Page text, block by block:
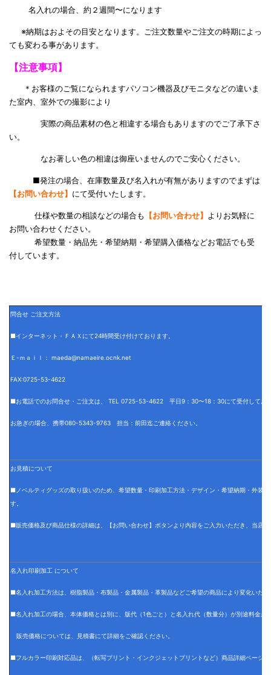
名入れの場合、約２週間〜になります
※納期はおよその目安となります。ご注文数量やご注文の時期によっ
ても変わる事があります。
【注意事項】
＊お客様のご覧になられますパソコン機器及びモニタなどの違いま
た室内、室外での撮影により
実際の商品素材の色と相違する場合もありますのでご了承下さ
い。
なお著しい色の相違は御座いませんのでご安心ください。
■発注の場合、在庫数量及び名入れが有無がありますのでまずは
【お問い合わせ】 にて受付いたします。
仕様や数量の相談などの場合も 【お問い合わせ】
よりお気軽に
お問い合わせください。
希望数量・納品先・希望納期・希望購入価格などお電話でも受
付しています。
問合せ ご注文方法
■インターネット・ＦＡＸにて24時間受け付けております。
Ｅ-ｍａｉｌ： maeda@namaeire.ocnk.net
FAX:0725-53-4622
■お電話でのお問合せ・ご注文は、 TEL 0725-53-4622 平日9：30〜18：30にて受付してお
お急ぎの場合、携帯080-5343-9763 担当：前田迄ご連絡ください。
お見積について
■ノベルティグッズの取り扱いのため、希望数量・印刷加工方法・デザイン・希望納期・外装
す。
■販売価格及び商品仕様の詳細は、【お問い合わせ】ボタンより内容をご入力いただき、当店
名入れ印刷加工 について
■名入れ加工方法は、樹脂製品・布製品・金属製品・革製品などご希望の商品により変化いたし
■名入れ加工の場合、本体価格とは別に、版代（1色ごと）と名入れ代（数量分）が別途料金が
販売価格については、見積書にて詳細をご確認ください。
■フルカラー印刷対応品は、（転写プリント・インクジェットプリントなど）商品詳細ページ